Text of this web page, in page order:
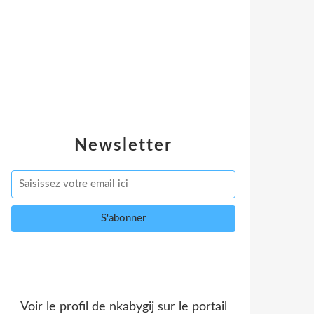
Newsletter
Voir le profil de nkabygijsur le portail